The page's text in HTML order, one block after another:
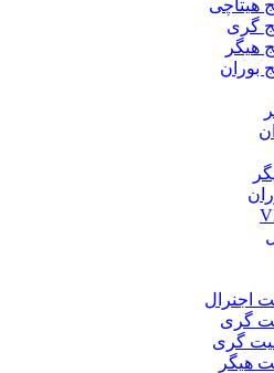
هیتاچی
گری
هیگر
بوران
اجنرال
گری
گری
هیگر